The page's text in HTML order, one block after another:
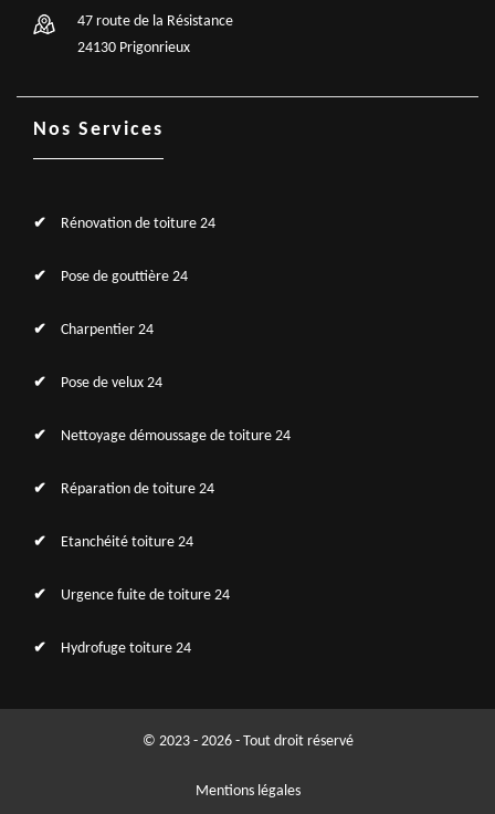
47 route de la Résistance
24130 Prigonrieux
Nos Services
Rénovation de toiture 24
Pose de gouttière 24
Charpentier 24
Pose de velux 24
Nettoyage démoussage de toiture 24
Réparation de toiture 24
Etanchéité toiture 24
Urgence fuite de toiture 24
Hydrofuge toiture 24
© 2023 - 2026 - Tout droit réservé
Mentions légales